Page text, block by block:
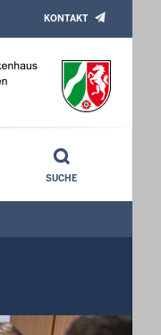
KONTAKT
SUCHE